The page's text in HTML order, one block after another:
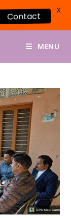
MENU
Contact
X